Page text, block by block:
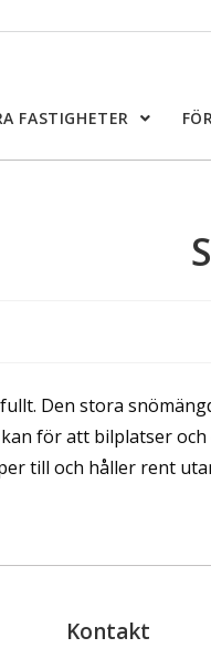
FASTIGHETER
Den stora
för att bilplatser
till och håller rent
Kontakt